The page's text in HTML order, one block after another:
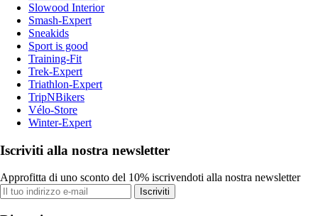
Slowood Interior
Smash-Expert
Sneakids
Sport is good
Training-Fit
Trek-Expert
Triathlon-Expert
TripNBikers
Vélo-Store
Winter-Expert
Iscriviti alla nostra newsletter
Approfitta di uno sconto del 10% iscrivendoti alla nostra newsletter
Iscriviti